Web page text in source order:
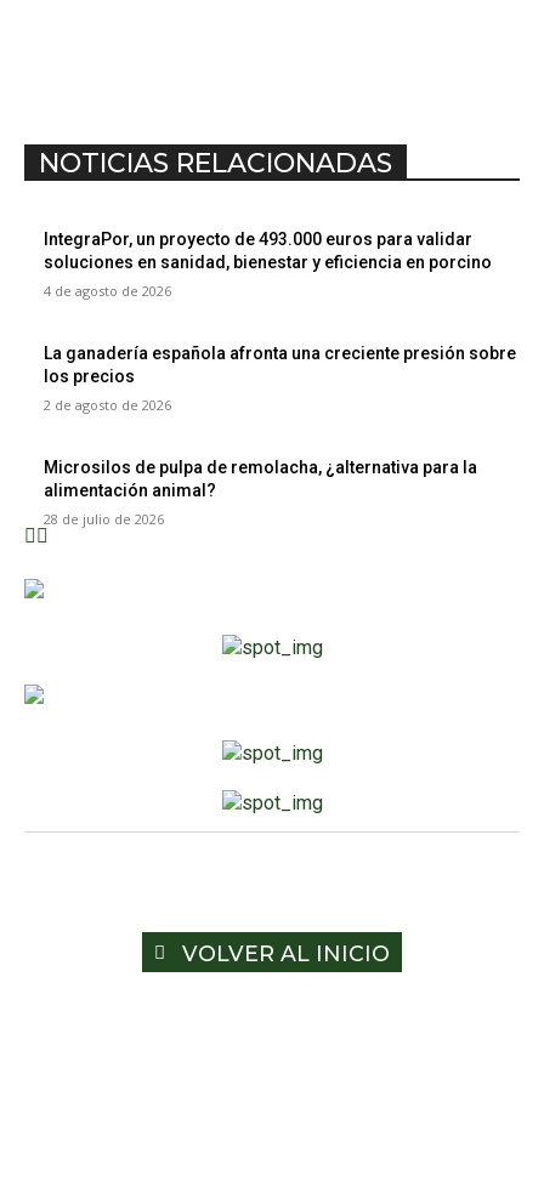
NOTICIAS RELACIONADAS
IntegraPor, un proyecto de 493.000 euros para validar
soluciones en sanidad, bienestar y eficiencia en porcino
4 de agosto de 2026
La ganadería española afronta una creciente presión sobre
los precios
2 de agosto de 2026
Microsilos de pulpa de remolacha, ¿alternativa para la
alimentación animal?
28 de julio de 2026
VOLVER AL INICIO